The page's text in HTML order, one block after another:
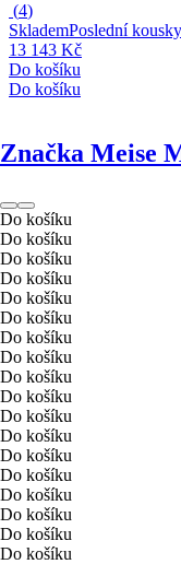
(4)
SklademPoslední kousky
13 143 Kč
Do košíku
Do košíku
Značka Meise
Do košíku
Do košíku
Do košíku
Do košíku
Do košíku
Do košíku
Do košíku
Do košíku
Do košíku
Do košíku
Do košíku
Do košíku
Do košíku
Do košíku
Do košíku
Do košíku
Do košíku
Do košíku